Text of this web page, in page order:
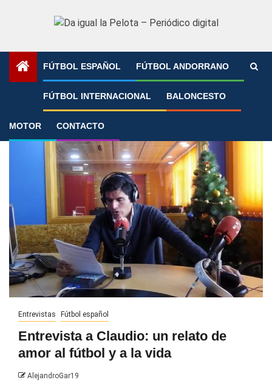
FÚTBOL ESPAÑOL FÚTBOL ANDORRANO
FÚTBOL INTERNACIONAL BALONCESTO
MOTOR CONTACTO
»
Claudio
Entrevistas Fútbol español
Entrevista a Claudio: un relato de
amor al fútbol y a la vida
AlejandroGar19